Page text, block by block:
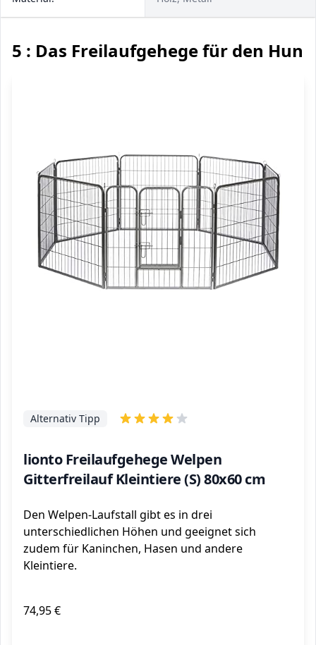
5 : Das Freilaufgehege für den
lionto Freilaufgehege Welpen
Gitterfreilauf Kleintiere (S) 80x60 cm
Alternativ Tipp
Den Welpen-Laufstall gibt es in drei
unterschiedlichen Höhen und geeignet sich
zudem für Kaninchen, Hasen und andere
Kleintiere.
74,95 €